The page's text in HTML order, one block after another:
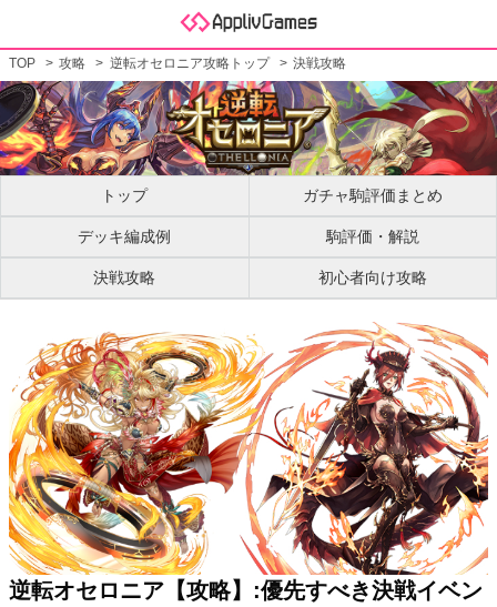
TOP 攻略 逆転オセロニア攻略トップ 決戦攻略
トップ ガチャ駒評価まとめ
デッキ編成例 駒評価・解説
決戦攻略 初心者向け攻略
逆転オセロニア【攻略】:優先すべき決戦イベン